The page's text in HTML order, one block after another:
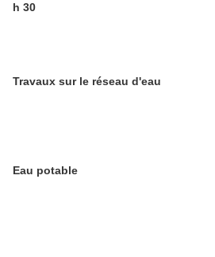
h 30
Travaux sur le réseau d'eau
Eau potable